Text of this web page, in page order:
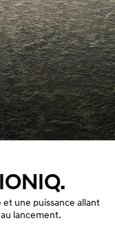
une puissance allant
lancement.